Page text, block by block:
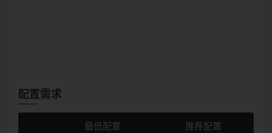
配置需求
最低配置 推荐配置